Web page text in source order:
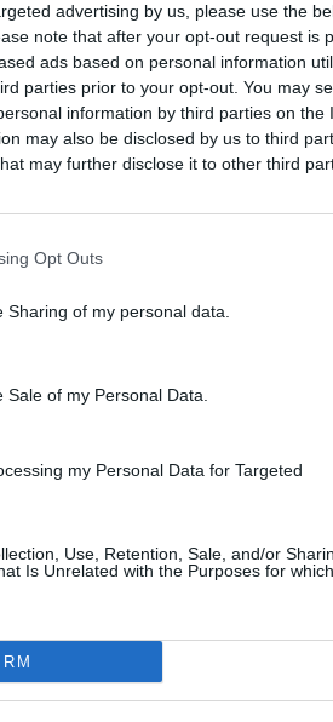
advertising by us, please use the
note that after your opt-out request is
ads based on personal information
parties prior to your opt-out. You may
information by third parties on the
may also be disclosed by us to third
may further disclose it to other third
Opt Outs
of my personal data.
of my Personal Data.
my Personal Data for Targeted
Use, Retention, Sale, and/or
Is Unrelated with the Purposes for
i un diploma, a més del
José Manuel Franco
Ibèrica; Víctor Franco, secretari
Caula, secretària general de l’Esport
de la UFEC i Lluís Mascaró,
i Núria Puig amb el quatre sense
Copa del Món de